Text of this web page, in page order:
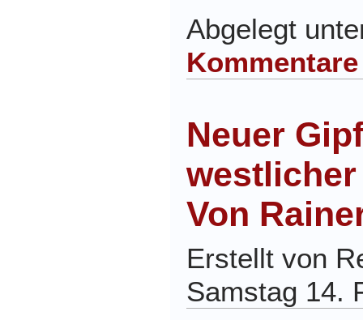
Abgelegt
Neuer
Von
Erstellt von
Samstag 14.